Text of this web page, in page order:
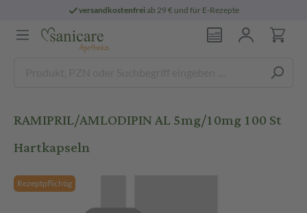
versandkostenfreiab 29 € und für E-Rezepte
RAMIPRIL/AMLODIPIN AL 5mg/10mg 100 St
Hartkapseln
Rezeptpflichtig